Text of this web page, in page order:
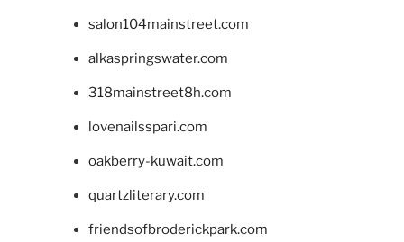
salon104mainstreet.com
alkaspringswater.com
318mainstreet8h.com
lovenailsspari.com
oakberry-kuwait.com
quartzliterary.com
friendsofbroderickpark.com